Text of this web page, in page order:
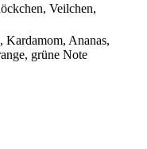
Veilchen,
Kardamom, Ananas,
grüne Note